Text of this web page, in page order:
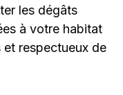
les dégâts
à votre habitat
respectueux de